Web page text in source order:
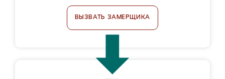
ВЫЗВАТЬ ЗАМЕРЩИКА